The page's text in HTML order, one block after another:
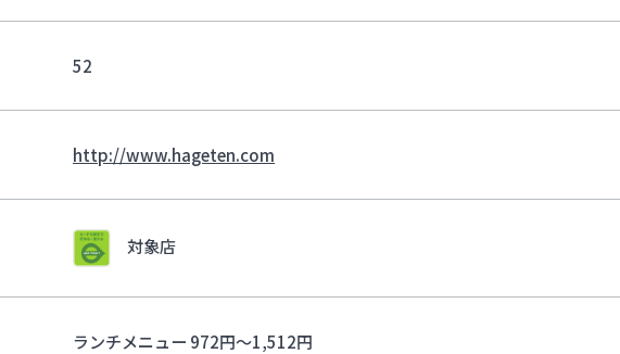
52
http://www.hageten.com
対象店
ランチメニュー 972円～1,512円